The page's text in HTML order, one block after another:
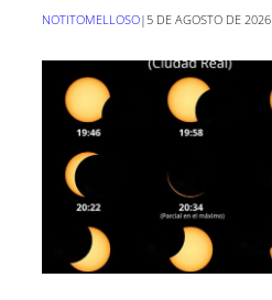
NOTITOMELLOSO|5 DE AGOSTO DE 2026